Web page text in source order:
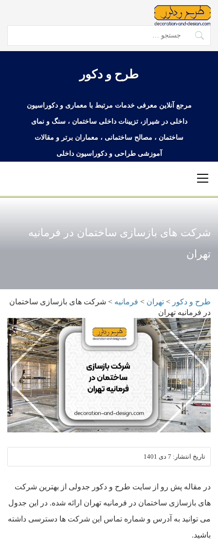
Skip
content
جستجو
برای:
طرح و دکور
مرجع آنلاین معرفی خدمات مرتبط با معماری و دکوراسیون
داخلی در شیراز، تزیینات داخلی ساختمان ، سنگ و نمای
ساختمان ، مصالح ساختمانی ، معماران برتر و مقالات
آموزشی طراحی و دکوراسیون داخلی
شرکت های بازسازی ساختمان در فرمانیه
تهران
طرح و دکور > تهران > فرمانیه > شرکت های بازسازی ساختمان
در فرمانیه تهران
تاریخ انتشار: 7 دی 1401
در مقاله پش رو از سایت طرح و دکور جدولی از بهترین شرکت
های بازسازی ساختمان در فرمانیه تهران ارائه شده. در این جدول
می توانید به آدرس و شماره تماس این شرکت ها دسترسی داشته
باشید.